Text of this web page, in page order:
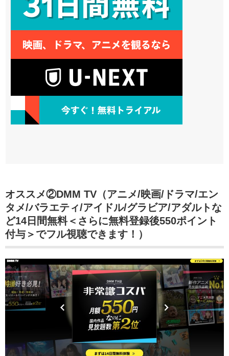
オススメ②DMM TV（アニメ/映画/ドラマ/エン
タメ/バラエティ/アイドル/グラビア/アダルトな
ど14日間無料＜さらに無料登録後550ポイント
付与＞でフル視聴できます！）